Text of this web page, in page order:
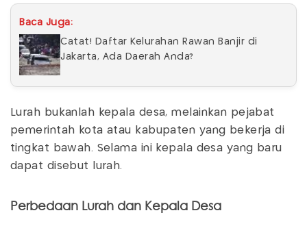
Baca Juga:
Catat! Daftar Kelurahan Rawan Banjir di
Jakarta, Ada Daerah Anda?
Lurah bukanlah kepala desa, melainkan pejabat
pemerintah kota atau kabupaten yang bekerja di
tingkat bawah. Selama ini kepala desa yang baru
dapat disebut lurah.
Perbedaan Lurah dan Kepala Desa